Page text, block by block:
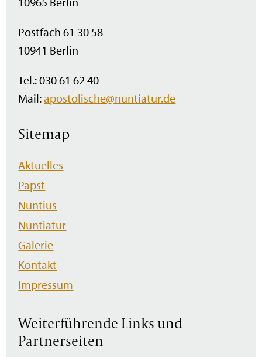
Postfach 61 30 58
10941 Berlin
Tel.: 030 61 62 40
Mail:apostolische@nuntiatur.de
Sitemap
Navigation
überspringen
Aktuelles
Papst
Nuntius
Nuntiatur
Galerie
Kontakt
Impressum
Weiterführende Links und
Partnerseiten